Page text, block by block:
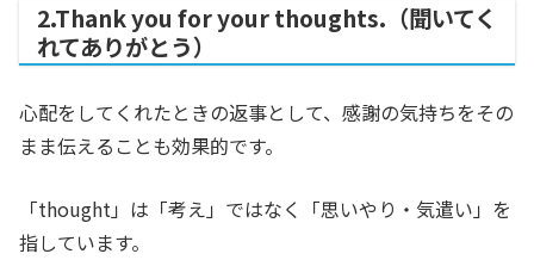
2.Thank you for your thoughts.（聞いてく
れてありがとう）
心配をしてくれたときの返事として、感謝の気持ちをその
まま伝えることも効果的です。
「thought」は「考え」ではなく「思いやり・気遣い」を
指しています。